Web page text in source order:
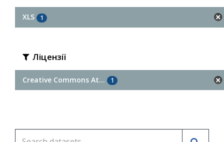
XLS 1
Ліцензії
Creative Commons At... 1